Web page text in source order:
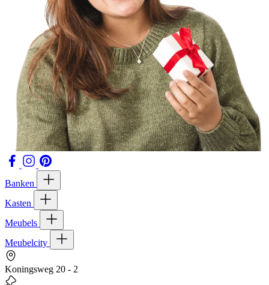
Banken
Kasten
Meubels
Meubelcity
Koningsweg 20 - 2